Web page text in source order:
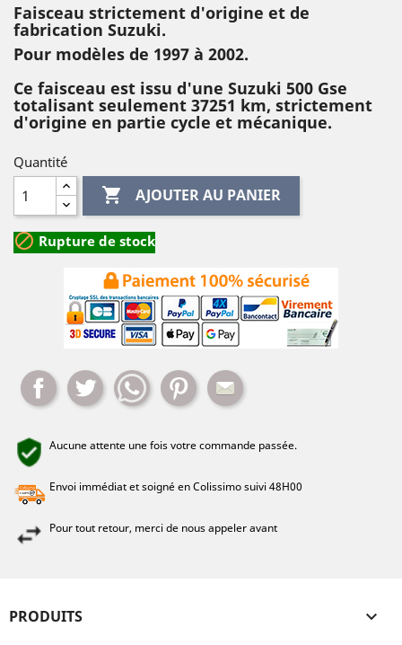
Faisceau strictement d'origine et de
fabrication Suzuki.
Pour modèles de 1997 à 2002.
Ce faisceau est issu d'une Suzuki 500 Gse
totalisant seulement 37251 km, strictement
d'origine en partie cycle et mécanique.
Quantité
 AJOUTER AU PANIER
 Rupture de stock
Partager Tweet WhatsappPinterest
Aucune attente une fois votre commande passée.
Envoi immédiat et soigné en Colissimo suivi 48H00
Pour tout retour, merci de nous appeler avant
PRODUITS 